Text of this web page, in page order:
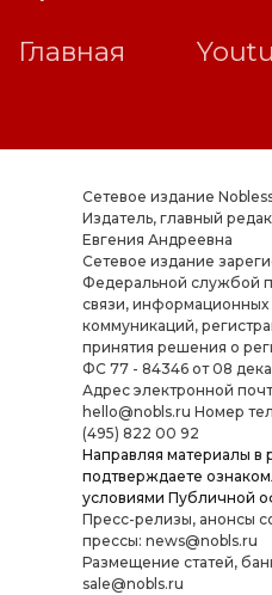
Сетевое издание
Издатель, главный
Евгения Андреевна
Cетевое издание
Федеральной службой
связи, информационных
коммуникаций,
принятия решения о
ФС 77 - 84346 от 08
Адрес электронной
hello@nobls.ru Номер
(495) 822 00 92
Направляя материалы в
подтверждаете
условиями Публичной
Пресс-релизы, анонсы
прессы: news@nobls.ru
Размещение статей,
sale@nobls.ru